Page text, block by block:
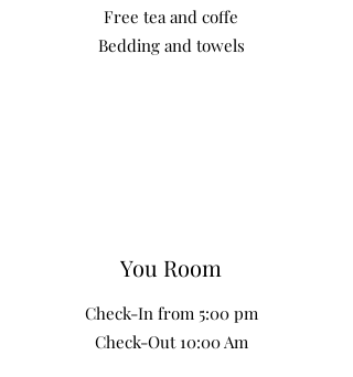
Free tea and coffe
Bedding and towels
You Room
Check-In from 5:00 pm
Check-Out 10:00 Am